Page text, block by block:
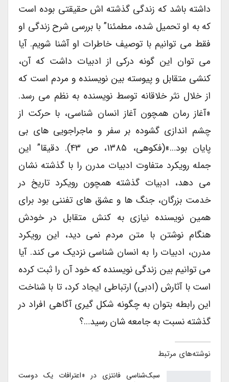
داشته باشد که زندگی گذشته اش حقیقتی بوده است
که به او تحمیل شده، مطمئنا” با بررسی شرح زندگی او
فقط می توانیم با توصیف خاطرات او آشنا شویم. آیا
می توان این گونه درکی از ادبیات داشت که آن،
کنشی متقابل و پیوسته بین نویسنده و مردم است که
از خلال نثر خلاقانه توسط نویسنده به نظم می رسد.
«آغاز رمان همچون آغاز انسان شناسی، با حرکت از
چشم اندازی گشوده بر سفر و ماجراجویی های بی
پایان بود…»(فکوهی، ۱۳۸۵، ص ۴۳). دقیقا” این
جمله رویکرد متفاوت ادبیات مدرن را با گذشته نشان
می دهد، ادبیات گذشته همچون رویکرد تاریخ در
خدمت بزرگان، جنگ ها و عشق های تفننی بود برای
همین نویسنده نیازی به کنش متقابل در خودش
هنگام نوشتن با متن مردم نمی دید، این رویکرد
مدرن، ادبیات را به انسان شناسی نزدیک می کند. آیا
می توانیم بین زندگی نویسنده که خود آن را ثبت کرده
است با آثارش (ادبی) ارتباطی ایجاد کرد، تا با شناخت
این رابطه بتوان به چگونه شکل گیری آگاهی افراد در
گذشته نسبت به جامعه شان رسید…؟
نوشته‌های مرتبط
سبک‌شناسی فانتزی در «اعترافات یک دوست